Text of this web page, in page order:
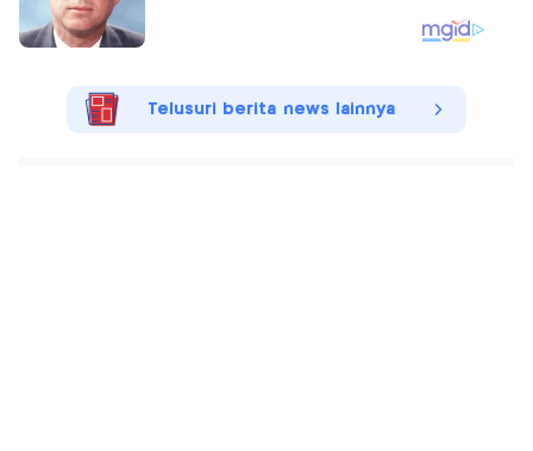
Telusuri berita news lainnya